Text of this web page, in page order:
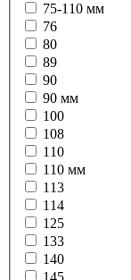
75-110 мм
76
80
89
90
90 мм
100
108
110
110 мм
113
114
125
133
140